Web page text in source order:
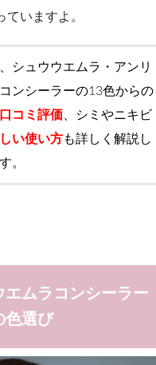
ていますよ。
シュウウエムラ・アンリ
ンシーラーの13色からの
口コミ評価 、シミやニキビ
い使い方も詳しく解説し
。
エムラコンシーラー
色選び